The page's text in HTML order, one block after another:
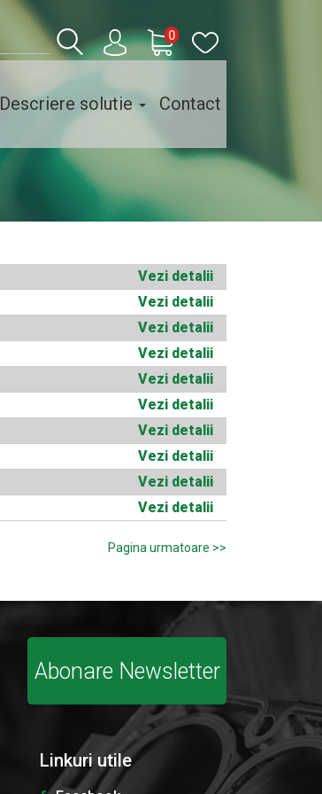
0
Descriere solutie Contact
Vezi detalii
Vezi detalii
Vezi detalii
Vezi detalii
Vezi detalii
Vezi detalii
Vezi detalii
Vezi detalii
Vezi detalii
Vezi detalii
>
Abonare Newsletter
Linkuri utile